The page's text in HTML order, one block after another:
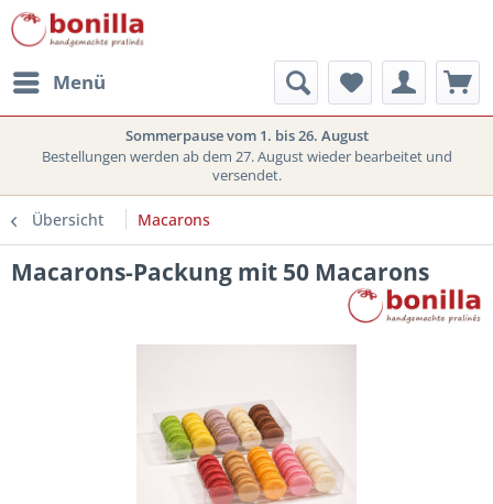
Menü
Sommerpause vom 1. bis 26. August
Bestellungen werden ab dem 27. August wieder bearbeitet und
versendet.
Übersicht Macarons
Macarons-Packung mit 50 Macarons